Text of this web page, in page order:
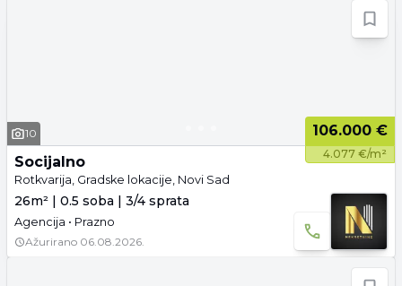
10 106.000 €
4.077 €/m²
Socijalno
Rotkvarija, Gradske lokacije, Novi Sad
26m² | 0.5 soba | 3/4 sprata
Agencija • Prazno
Ažurirano 06.08.2026.